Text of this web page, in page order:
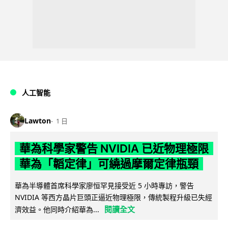
人工智能
Lawton 1 日
華為科學家警告 NVIDIA 已近物理極限
華為「韜定律」可繞過摩爾定律瓶頸
華為半導體首席科學家廖恒罕見接受近 5 小時專訪，警告
NVIDIA 等西方晶片巨頭正逼近物理極限，傳統製程升級已失經
濟效益。他同時介紹華為...
閱讀全文